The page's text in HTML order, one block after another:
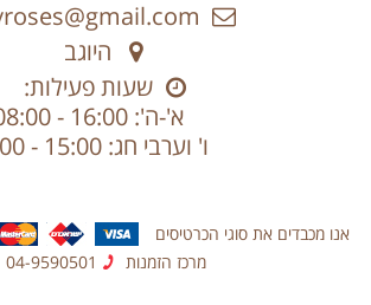
היוגב
שעות פעילות:
א'-ה': 16:00 - 08:00
ו' וערבי חג: 15:00 - 08:00
אנו מכבדים את סוגי הכרטיסים
מרכז הזמנות